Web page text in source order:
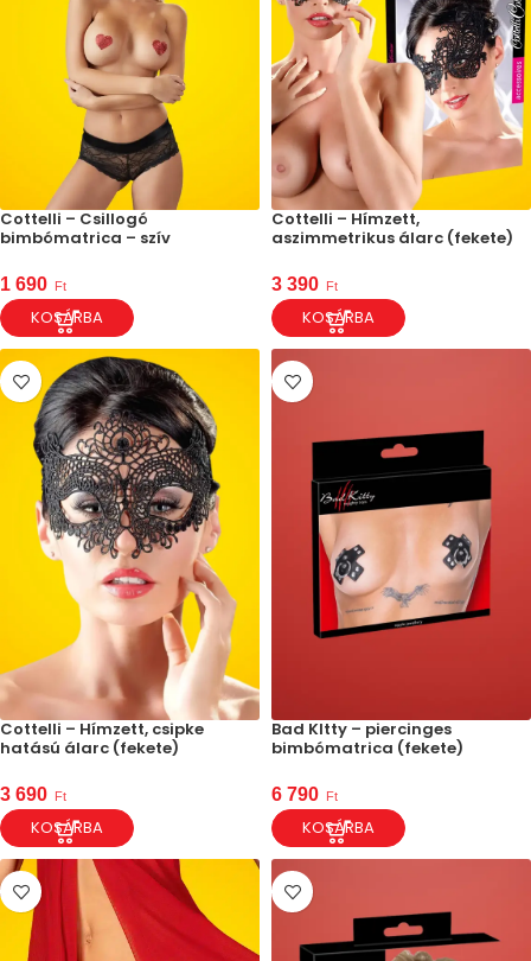
Cottelli – Csillogó
bimbómatrica – szív
1 690 Ft
KOSÁRBA
Cottelli – Hímzett,
aszimmetrikus álarc (fekete)
3 390 Ft
KOSÁRBA
Cottelli – Hímzett, csipke
hatású álarc (fekete)
3 690 Ft
KOSÁRBA
Bad KItty – piercinges
bimbómatrica (fekete)
6 790 Ft
KOSÁRBA